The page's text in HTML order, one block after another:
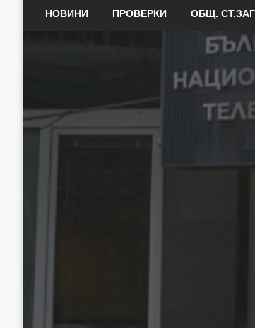
НОВИНИ ПРОВЕРКИ ОБЩ.